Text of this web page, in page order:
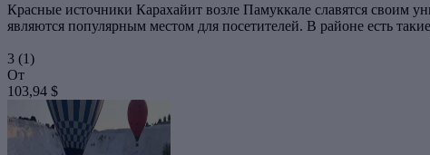
Красные источники Карахайит возле Памуккале славятся своим
являются популярным местом для посетителей. В районе есть
3 (1)
От
103,94 $